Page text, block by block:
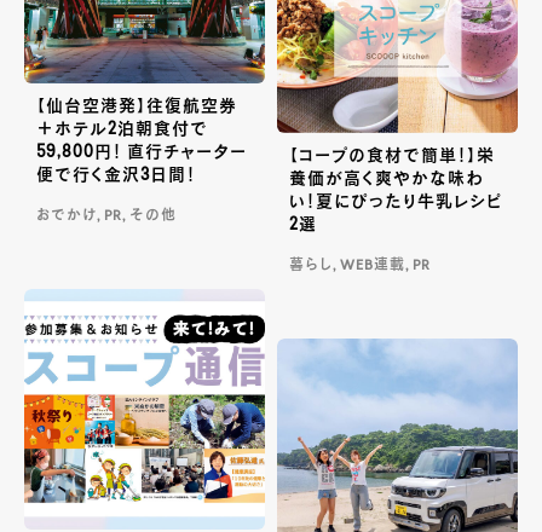
【仙台空港発】往復航空券
＋ホテル2泊朝食付で
59,800円！ 直行チャーター
便で行く金沢3日間！
おでかけ, PR, その他
【コープの食材で簡単！】栄
養価が高く爽やかな味わ
い！夏にぴったり牛乳レシピ
2選
暮らし, WEB連載, PR